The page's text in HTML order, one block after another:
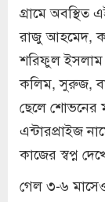
গ্রামে অবস্থিত
রাজু আহমেদ,
শরিফুল ইসলাম
কলিম, সুরুজ,
ছেলে শোভনের
এন্টারপ্রাইজ
কাজের স্বপ্ন
গেল ৩-৬